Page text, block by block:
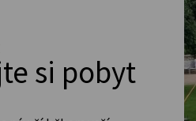
si pobyt